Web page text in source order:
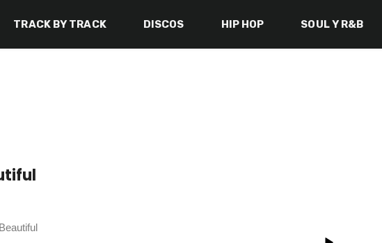
TRACK BY TRACK DISCOS HIP HOP SOUL Y R&B